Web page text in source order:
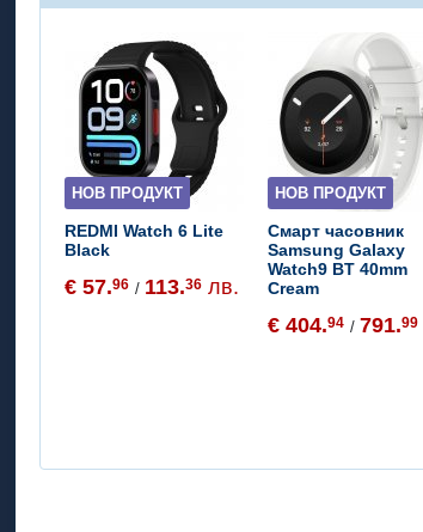
НОВ ПРОДУКТ
REDMI Watch 6 Lite
Black
€ 57.96 / 113.36 лв.
НОВ ПРОДУКТ
Смарт часовник
Samsung Galaxy
Watch9 BT 40mm
Cream
€ 404.94 / 791.99